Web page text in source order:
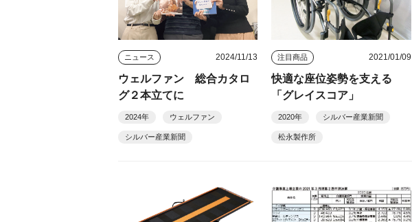
ニュース 2024/11/13
ウェルファン 総合カタロ
グ２本立てに
2024年 ウェルファン
シルバー産業新聞
注目商品 2021/01/09
快適な座位姿勢を支える
「グレイスコア」
2020年 シルバー産業新聞
松永製作所